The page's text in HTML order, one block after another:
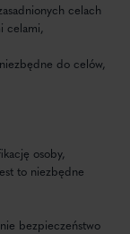
celach
celami,
do celów,
osoby,
to niezbędne
bezpieczeństwo